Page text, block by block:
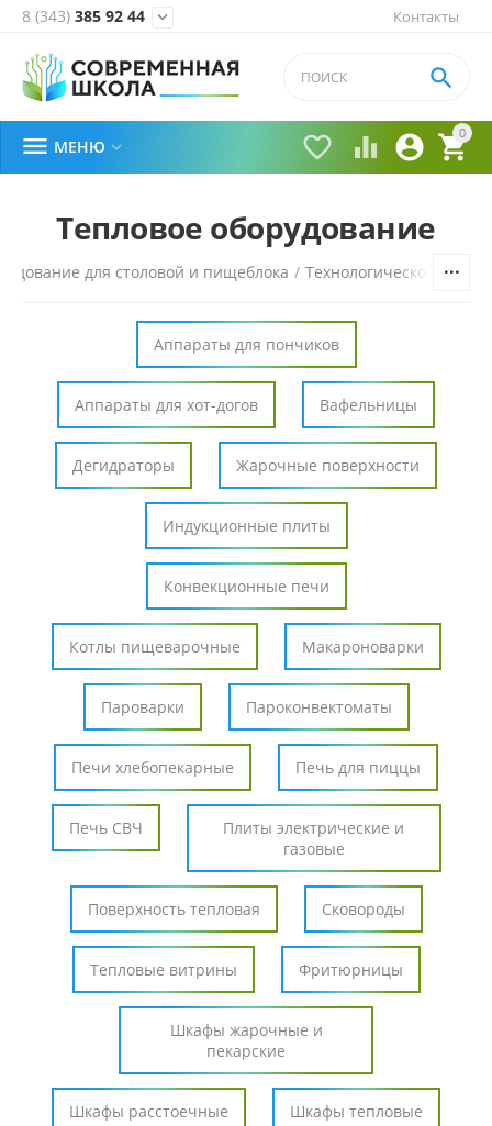
Контакты
8 (343) 385 92 44 
0


 

 МЕНЮ 
Тепловое оборудование
для столовой и пищеблока / Технологическое
Аппараты для пончиков
Аппараты для хот-догов Вафельницы
Дегидраторы Жарочные поверхности
Индукционные плиты
Конвекционные печи
Котлы пищеварочные Макароноварки
Пароварки Пароконвектоматы
Печи хлебопекарные Печь для пиццы
Печь СВЧ
Плиты электрические и
газовые
Поверхность тепловая Сковороды
Тепловые витрины Фритюрницы
Шкафы жарочные и
пекарские
Шкафы расстоечные Шкафы тепловые